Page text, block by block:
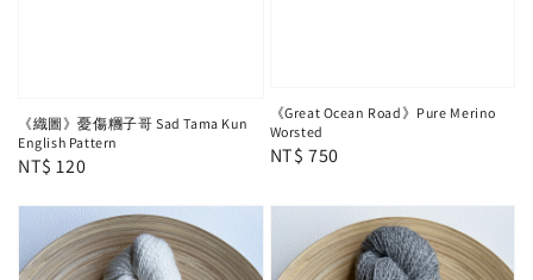
《織圖》憂傷糰子哥 Sad Tama Kun
English Pattern
Regular
NT$ 120
《Great Ocean Road》Pure Merino
Worsted
Regular
NT$ 750